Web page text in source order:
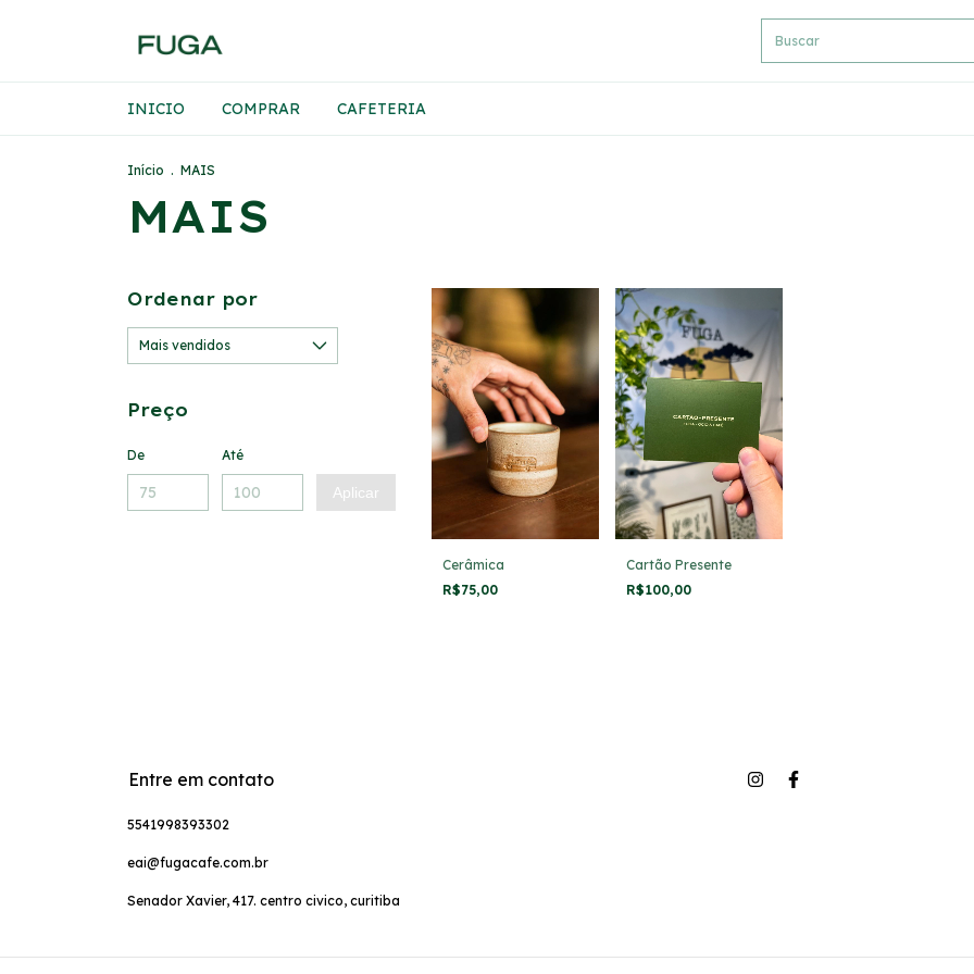
INICIO COMPRAR CAFETERIA
Início . MAIS
MAIS
Ordenar por
Preço
De Até
Aplicar
Cerâmica
R$75,00
Cartão Presente
R$100,00
Entre em contato
5541998393302
eai@fugacafe.com.br
Senador Xavier, 417. centro civico, curitiba